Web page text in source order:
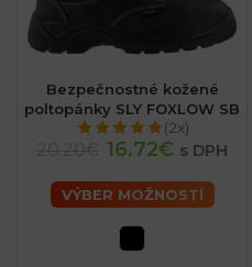
Bezpečnostné kožené
poltopánky SLY FOXLOW SB
(2x)
16.72€ s DPH
VÝBER MOŽNOSTÍ